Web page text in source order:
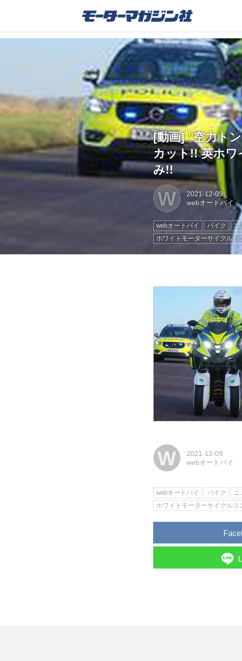
[動画] "空力ト
カット!! 英ホワ
み!!
W
2021-12-09
webオートバイ
webオートバイ バイク ニ
ホワイトモーターサイクルコ
W
2021-12-09
webオートバイ
webオートバイ バイク ニ
ホワイトモーターサイクルコ